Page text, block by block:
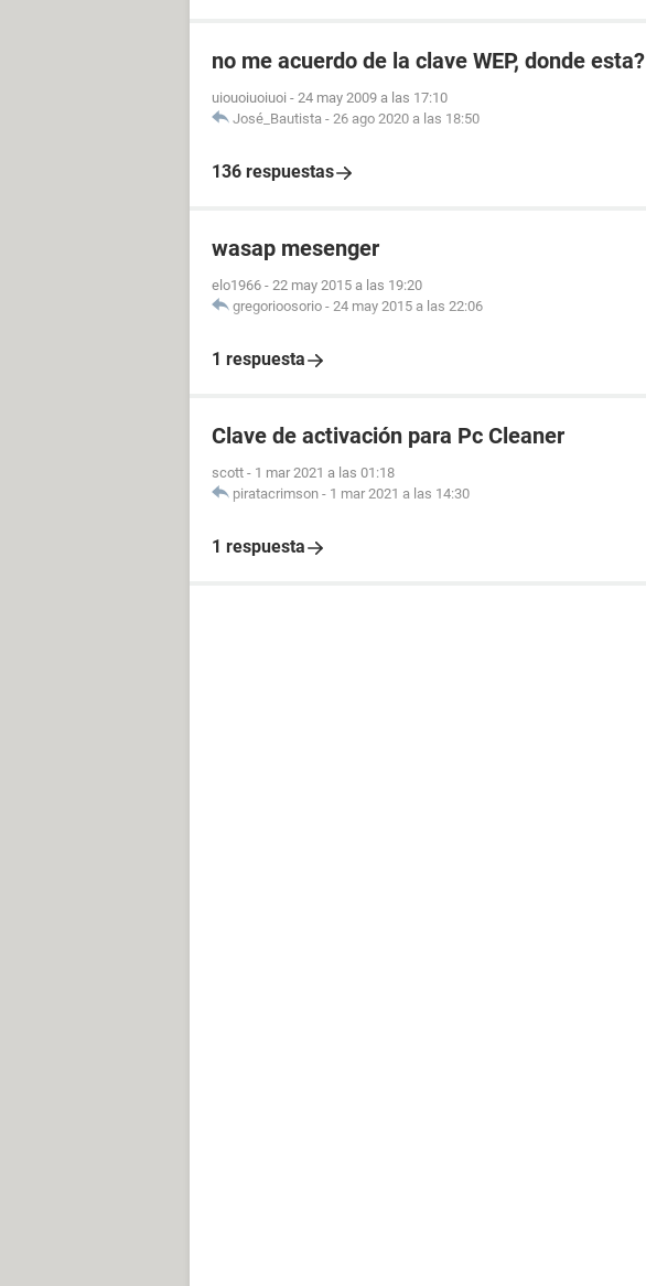
no me acuerdo de la clave WEP, donde esta?
uiouoiuoiuoi - 24 may 2009 a las 17:10
José_Bautista - 26 ago 2020 a las 18:50
136 respuestas
wasap mesenger
elo1966 - 22 may 2015 a las 19:20
gregorioosorio - 24 may 2015 a las 22:06
1 respuesta
Clave de activación para Pc Cleaner
scott - 1 mar 2021 a las 01:18
piratacrimson - 1 mar 2021 a las 14:30
1 respuesta